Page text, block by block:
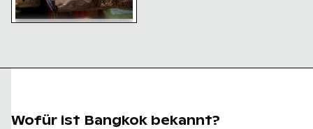
Wofür ist Bangkok bekannt?